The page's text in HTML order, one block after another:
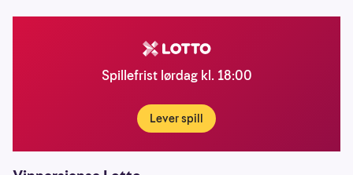
Spillefrist lørdag kl. 18:00
Lever spill